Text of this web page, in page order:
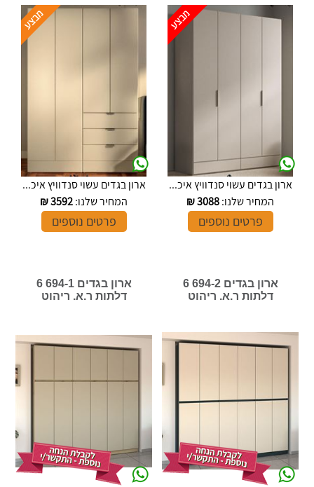
ארון בגדים עשוי סנדוויץ איכ...
המחיר שלנו:3088
₪
פרטים נוספים
ארון בגדים עשוי סנדוויץ איכ...
המחיר שלנו:3592
₪
פרטים נוספים
ארון בגדים 694-2 6
דלתות ר.א. ריהוט
ארון בגדים 694-1 6
דלתות ר.א. ריהוט